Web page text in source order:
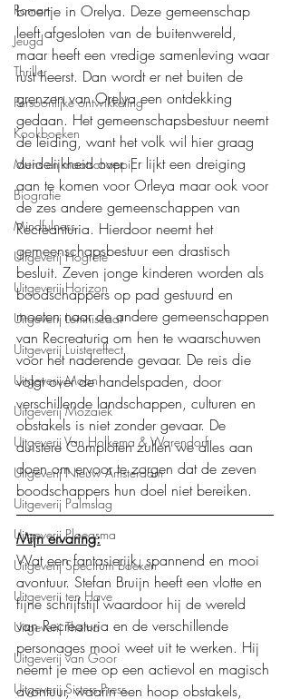
Roman
Jeugd
Thriller
Persoonlijke ontwikkeling
Kookboeken
Mens en maatschappij
Biografie
Mindfulness
Uitgeverij Hogrefe
Uitgeverij Horizon
Uitgeverij Lemniscaat
Uitgeverij Luistereffect
Uitgeverij Moon
Uitgeverij Mozaïek
Uitgeverij Van Holkema & Warendorf
Uitgeverij Nieuw Amsterdam
Uitgeverij Palmslag
Uitgeverij Ploegsma
Uitgeverij Spectrum boeken
Uitgeverij ten Have
Uitgeverij Thema
Uitgeverij van Goor
Uitgeverij Sisters Press
broertje in Orelya. Deze gemeenschap
leeft afgesloten van de buitenwereld,
maar heeft een vredige samenleving waar
rust heerst. Dan wordt er net buiten de
grenzen van Orelya een ontdekking
gedaan. Het gemeenschapsbestuur neemt
de leiding, want het volk wil hier graag
duidelijkheid over. Er lijkt een dreiging
aan te komen voor Orleya maar ook voor
de zes andere gemeenschappen van
Recreanturia. Hierdoor neemt het
gemeenschapsbestuur een drastisch
besluit. Zeven jonge kinderen worden als
boodschappers op pad gestuurd en
moeten naar de andere gemeenschappen
van Recreaturia om hen te waarschuwen
voor het naderende gevaar. De reis die
volgt over de handelspaden, door
verschillende landschappen, culturen en
obstakels is niet zonder gevaar. De
duistere Comploten zullen we alles aan
doen om ervoor te zorgen dat de zeven
boodschappers hun doel niet bereiken.
Mijn ervaring:
Wat een fantasierijk, spannend en mooi
avontuur. Stefan Bruijn heeft een vlotte en
fijne schrijfstijl waardoor hij de wereld
van Recreaturia en de verschillende
personages mooi weet uit te werken. Hij
neemt je mee op een actievol en magisch
avontuur, waarin een hoop obstakels,